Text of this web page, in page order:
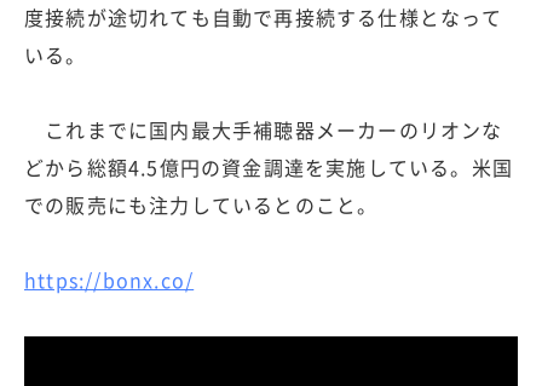
度接続が途切れても自動で再接続する仕様となって
いる。
これまでに国内最大手補聴器メーカーのリオンな
どから総額4.5億円の資金調達を実施している。米国
での販売にも注力しているとのこと。
https://bonx.co/